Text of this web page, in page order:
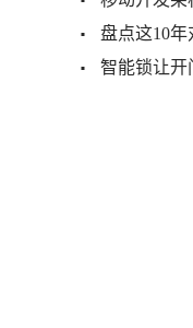
盘点这10年对我
智能锁让开